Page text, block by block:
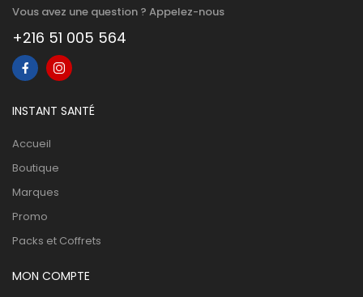
Vous avez une question ? Appelez-nous
+216 51 005 564
INSTANT SANTÉ
Accueil
Boutique
Marques
Promo
Packs et Coffrets
MON COMPTE